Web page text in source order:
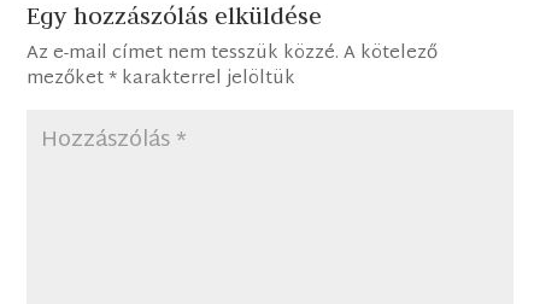
Egy hozzászólás elküldése
Az e-mail címet nem tesszük közzé. A kötelező
mezőket*karakterrel jelöltük